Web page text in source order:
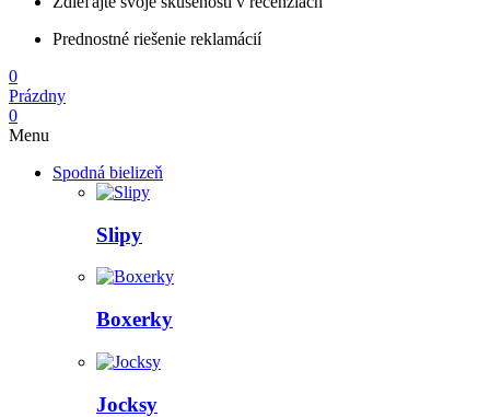
Prednostné riešenie reklamácií
0
Prázdny
0
Menu
Spodná bielizeň
Slipy
Boxerky
Jocksy